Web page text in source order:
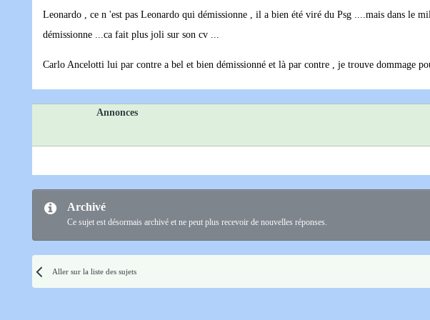
Leonardo , ce n 'est pas Leonardo qui démissionne , il a bien été viré du Psg ....mais dans le
démissionne ...ca fait plus joli sur son cv ...
Carlo Ancelotti lui par contre a bel et bien démissionné et là par contre , je trouve dommage
Annonces
Archivé
Ce sujet est désormais archivé et ne peut plus recevoir de nouvelles réponses.
Aller sur la liste des sujets